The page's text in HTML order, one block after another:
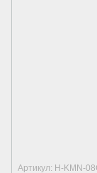
Артикул: H-KMN-